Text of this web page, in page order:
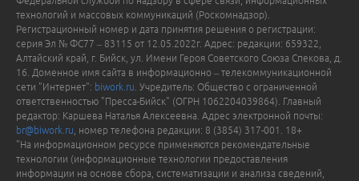
технологий и массовых коммуникаций (Роскомнадзор).
Регистрационный номер и дата принятия решения о регистрации:
серия Эл № ФС77 – 83115 от 12.05.2022г. Адрес: редакции: 659322,
Алтайский край, г. Бийск, ул. Имени Героя Советского Союза Спекова, д.
16. Доменное имя сайта в информационно – телекоммуникационной
сети "Интернет": biwork.ru . Учредитель: Общество с ограниченной
ответственностью "Пресса-Бийск" (ОГРН 1062204039864). Главный
редактор: Каршева Наталья Алексеевна. Адрес электронной почты:
br@biwork.ru , номер телефона редакции: 8 (3854) 317-001. 18+
"На информационном ресурсе применяются рекомендательные
технологии (информационные технологии предоставления
информации на основе сбора, систематизации и анализа сведений,